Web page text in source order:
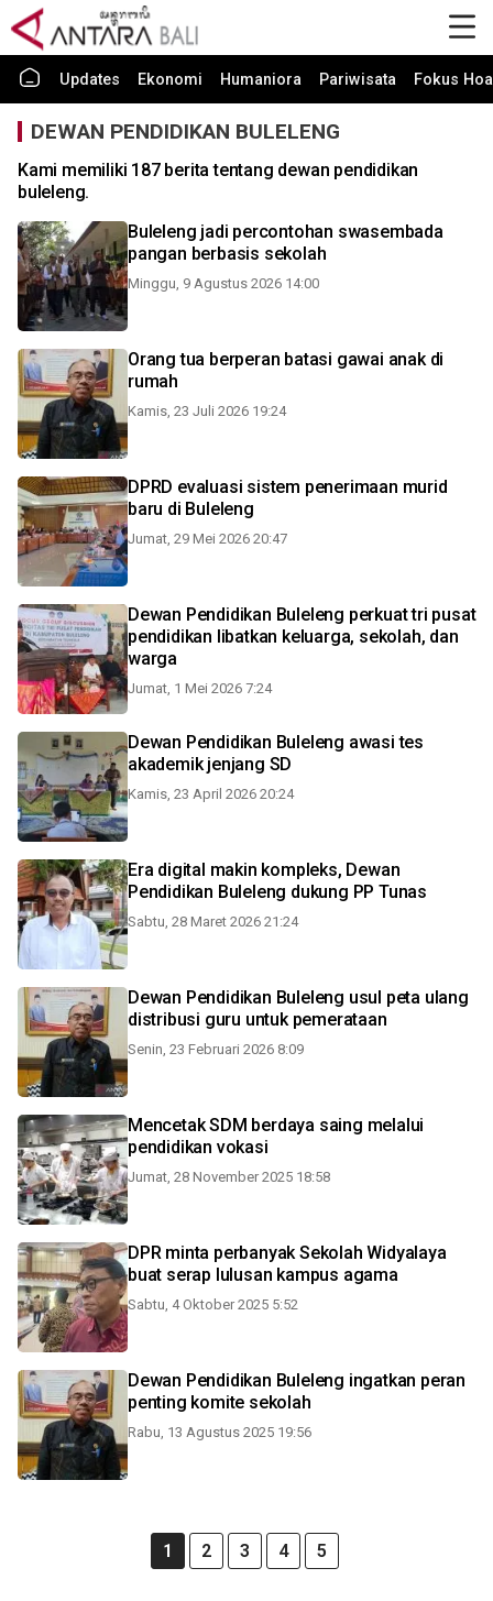
Updates Ekonomi Humaniora Pariwisata Fokus
DEWAN PENDIDIKAN BULELENG
Kami memiliki 187 berita tentang dewan pendidikan
buleleng.
Buleleng jadi percontohan swasembada
pangan berbasis sekolah
Minggu, 9 Agustus 2026 14:00
Orang tua berperan batasi gawai anak di
rumah
Kamis, 23 Juli 2026 19:24
DPRD evaluasi sistem penerimaan murid
baru di Buleleng
Jumat, 29 Mei 2026 20:47
Dewan Pendidikan Buleleng perkuat tri pusat
pendidikan libatkan keluarga, sekolah, dan
warga
Jumat, 1 Mei 2026 7:24
Dewan Pendidikan Buleleng awasi tes
akademik jenjang SD
Kamis, 23 April 2026 20:24
Era digital makin kompleks, Dewan
Pendidikan Buleleng dukung PP Tunas
Sabtu, 28 Maret 2026 21:24
Dewan Pendidikan Buleleng usul peta ulang
distribusi guru untuk pemerataan
Senin, 23 Februari 2026 8:09
Mencetak SDM berdaya saing melalui
pendidikan vokasi
Jumat, 28 November 2025 18:58
DPR minta perbanyak Sekolah Widyalaya
buat serap lulusan kampus agama
Sabtu, 4 Oktober 2025 5:52
Dewan Pendidikan Buleleng ingatkan peran
penting komite sekolah
Rabu, 13 Agustus 2025 19:56
1 2 3 4 5